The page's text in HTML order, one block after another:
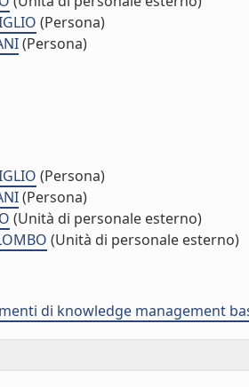
(Persona)
(Persona)
(Persona)
(Persona)
(Unità di personale esterno)
(Unità di personale esterno)
di knowledge management